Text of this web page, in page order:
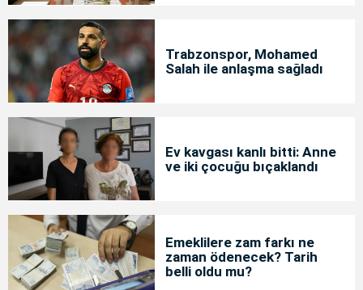
Trabzonspor, Mohamed
Salah ile anlaşma sağladı
Ev kavgası kanlı bitti: Anne
ve iki çocuğu bıçaklandı
Emeklilere zam farkı ne
zaman ödenecek? Tarih
belli oldu mu?